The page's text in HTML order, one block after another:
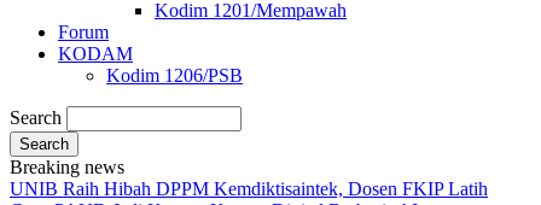
Kodim 1201/Mempawah
Forum
KODAM
Kodim 1206/PSB
Search
Breaking news
UNIB Raih Hibah DPPM Kemdiktisaintek, Dosen FKIP Latih